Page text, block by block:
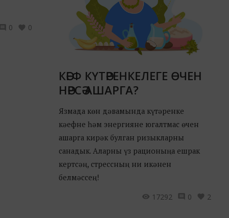
0 0
КӘЕФ КҮТӘРЕНКЕЛЕГЕ ӨЧЕН
НӘРСӘ АШАРГА?
Язмада көн дәвамында күтәренке
кәефне һәм энергияне югалтмас өчен
ашарга кирәк булган ризыкларны
санадык. Аларны үз рационыңа ешрак
кертсәң, стрессның ни икәнен
белмәссең!
17292
0 2